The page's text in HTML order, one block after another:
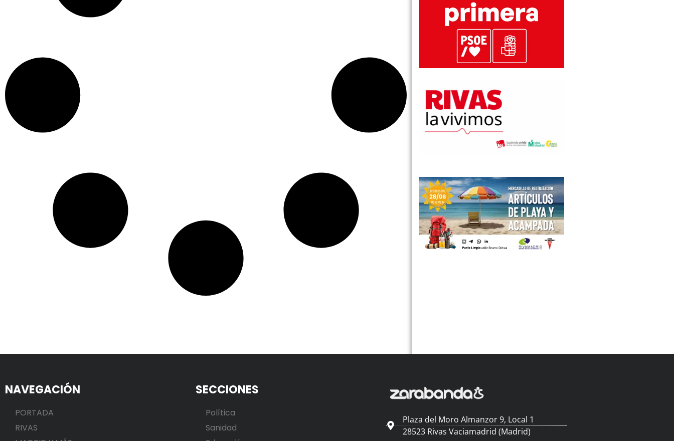
NAVEGACIÓN
PORTADA
RIVAS
SECCIONES
Política
Sanidad
Plaza del Moro Almanzor 9, Local 1
28523 Rivas Vaciamadrid (Madrid)